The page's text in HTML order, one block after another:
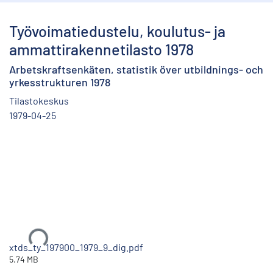
Työvoimatiedustelu, koulutus- ja
ammattirakennetilasto 1978
Arbetskraftsenkäten, statistik över utbildnings- och
yrkesstrukturen 1978
Tilastokeskus
1979-04-25
Ladataan...
xtds_ty_197900_1979_9_dig.pdf
5.74 MB